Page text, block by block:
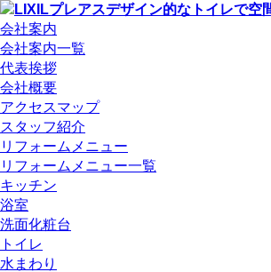
会社案内
会社案内一覧
代表挨拶
会社概要
アクセスマップ
スタッフ紹介
リフォームメニュー
リフォームメニュー一覧
キッチン
浴室
洗面化粧台
トイレ
水まわり